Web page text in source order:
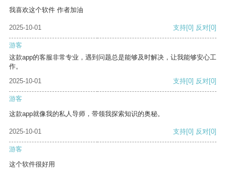
我喜欢这个软件 作者加油
2025-10-01 支持[0] 反对[0]
游客
这款app的客服非常专业，遇到问题总是能够及时解决，让我能够安心工
作。
2025-10-01
支持[0] 反对[0]
游客
这款app就像我的私人导师，带领我探索知识的奥秘。
2025-10-01 支持[0] 反对[0]
游客
这个软件很好用